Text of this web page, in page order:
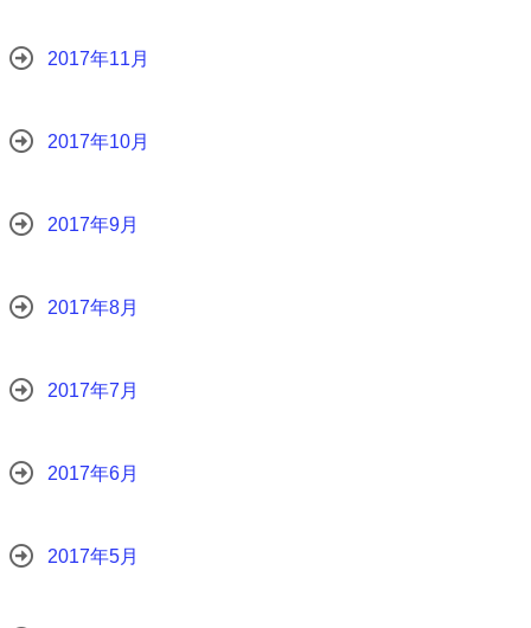
2017年11月
2017年10月
2017年9月
2017年8月
2017年7月
2017年6月
2017年5月